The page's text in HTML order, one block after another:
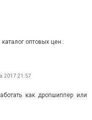
оптовых цен..
2017 21:57
как дропшиппер или